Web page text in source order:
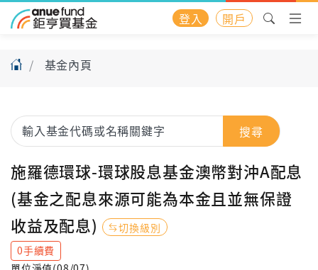
登入 開戶
基金內頁
搜尋
施羅德環球-環球股息基金澳幣對沖A配息
(基金之配息來源可能為本金且並無保證
收益及配息)
切換級別
0手續費